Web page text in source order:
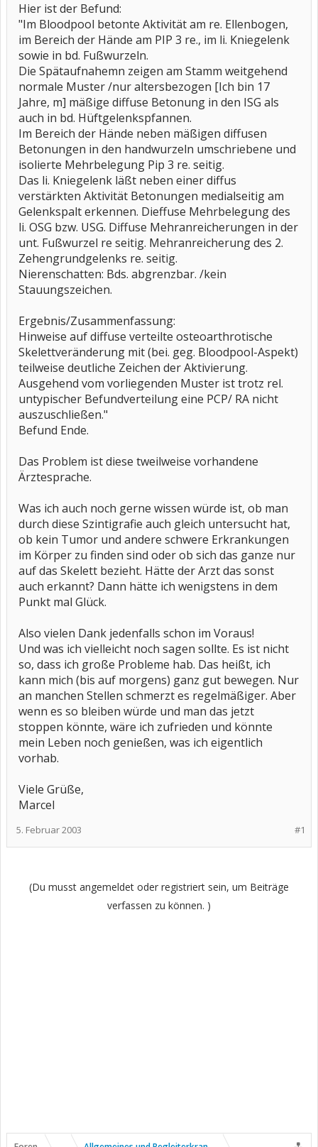
Hier ist der Befund:
"Im Bloodpool betonte Aktivität am re. Ellenbogen,
im Bereich der Hände am PIP 3 re., im li. Kniegelenk
sowie in bd. Fußwurzeln.
Die Spätaufnahemn zeigen am Stamm weitgehend
normale Muster /nur altersbezogen [Ich bin 17
Jahre, m] mäßige diffuse Betonung in den ISG als
auch in bd. Hüftgelenkspfannen.
Im Bereich der Hände neben mäßigen diffusen
Betonungen in den handwurzeln umschriebene und
isolierte Mehrbelegung Pip 3 re. seitig.
Das li. Kniegelenk läßt neben einer diffus
verstärkten Aktivität Betonungen medialseitig am
Gelenkspalt erkennen. Dieffuse Mehrbelegung des
li. OSG bzw. USG. Diffuse Mehranreicherungen in der
unt. Fußwurzel re seitig. Mehranreicherung des 2.
Zehengrundgelenks re. seitig.
Nierenschatten: Bds. abgrenzbar. /kein
Stauungszeichen.
Ergebnis/Zusammenfassung:
Hinweise auf diffuse verteilte osteoarthrotische
Skelettveränderung mit (bei. geg. Bloodpool-Aspekt)
teilweise deutliche Zeichen der Aktivierung.
Ausgehend vom vorliegenden Muster ist trotz rel.
untypischer Befundverteilung eine PCP/ RA nicht
auszuschließen."
Befund Ende.
Das Problem ist diese tweilweise vorhandene
Ärztesprache.
Was ich auch noch gerne wissen würde ist, ob man
durch diese Szintigrafie auch gleich untersucht hat,
ob kein Tumor und andere schwere Erkrankungen
im Körper zu finden sind oder ob sich das ganze nur
auf das Skelett bezieht. Hätte der Arzt das sonst
auch erkannt? Dann hätte ich wenigstens in dem
Punkt mal Glück.
Also vielen Dank jedenfalls schon im Voraus!
Und was ich vielleicht noch sagen sollte. Es ist nicht
so, dass ich große Probleme hab. Das heißt, ich
kann mich (bis auf morgens) ganz gut bewegen. Nur
an manchen Stellen schmerzt es regelmäßiger. Aber
wenn es so bleiben würde und man das jetzt
stoppen könnte, wäre ich zufrieden und könnte
mein Leben noch genießen, was ich eigentlich
vorhab.
Viele Grüße,
Marcel
#1
5. Februar 2003
(Du musst angemeldet oder registriert sein, um Beiträge
verfassen zu können. )